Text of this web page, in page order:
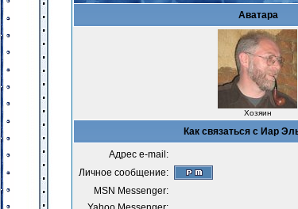
Аватара
Хозяин
Как связаться с Иар
Адрес e-mail:
Личное сообщение:
MSN Messenger: